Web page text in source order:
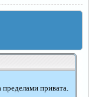
привата.